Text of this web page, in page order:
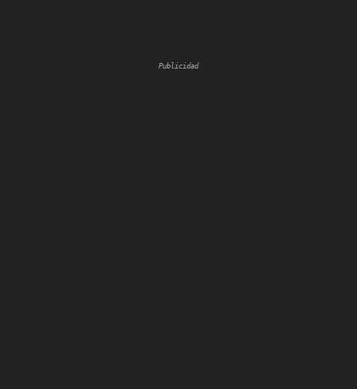
Publicidad